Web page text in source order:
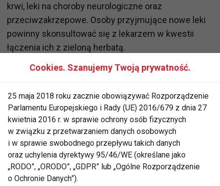
krwi, leki na choroby neurologiczne oraz
przeciwzakrzepowe. Osoby przyjmujące nowe leki
powinny skonsultować się z lekarzem w kwestii
łączenia ich z zieloną herbatą.
Przeciwwskazania dla niektórych osób
Nie każdy powinien pić zieloną herbatę. Istnieją
pewne przeciwwskazania do jej spożywania. Należy
unikać picia zielonej herbaty podczas posiłków,
szczególnie w przypadku osób z niedokrwistością,
ponieważ może hamować absorpcję żelaza. Osoby
wrażliwe na kofeinę oraz kobiety w ciąży również
powinny ograniczyć spożycie zielonej herbaty z
Cookies. Szanujemy Twoją prywatność.
25 maja 2018 roku zacznie obowiązywać Rozporządzenie
Parlamentu Europejskiego i Rady (UE) 2016/679 z dnia 27
kwietnia 2016 r. w sprawie ochrony osób fizycznych
w związku z przetwarzaniem danych osobowych
i w sprawie swobodnego przepływu takich danych
oraz uchylenia dyrektywy 95/46/WE (określane jako
„RODO”, „ORODO”, „GDPR” lub „Ogólne Rozporządzenie
o Ochronie Danych”).